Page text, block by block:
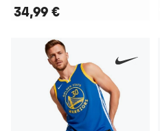
34,99 €